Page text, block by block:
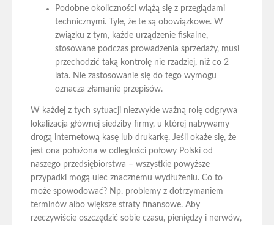
Podobne okoliczności wiążą się z przeglądami
technicznymi. Tyle, że te są obowiązkowe. W
związku z tym, każde urządzenie fiskalne,
stosowane podczas prowadzenia sprzedaży, musi
przechodzić taką kontrolę nie rzadziej, niż co 2
lata. Nie zastosowanie się do tego wymogu
oznacza złamanie przepisów.
W każdej z tych sytuacji niezwykle ważną rolę odgrywa
lokalizacja głównej siedziby firmy, u której nabywamy
drogą internetową kasę lub drukarkę. Jeśli okaże się, że
jest ona położona w odległości połowy Polski od
naszego przedsiębiorstwa – wszystkie powyższe
przypadki mogą ulec znacznemu wydłużeniu. Co to
może spowodować? Np. problemy z dotrzymaniem
terminów albo większe straty finansowe. Aby
rzeczywiście oszczędzić sobie czasu, pieniędzy i nerwów,